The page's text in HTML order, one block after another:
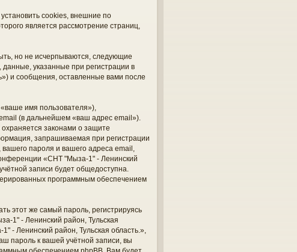
cookies, внешние по
является рассмотрение страниц,
но не исчерпываются, следующие
указанные при регистрации в
и сообщения, оставленные вами после
имя пользователя»),
(в дальнейшем «ваш адрес email»).
законами о защите
запрашиваемая при регистрации
пароля и вашего адреса email,
«СНТ "Мыза-1" - Ленинский
записи будет общедоступна.
программным обеспечением
этот же самый пароль, регистрируясь
1" - Ленинский район, Тульская
- Ленинский район, Тульская область.»,
пароль к вашей учётной записи, вы